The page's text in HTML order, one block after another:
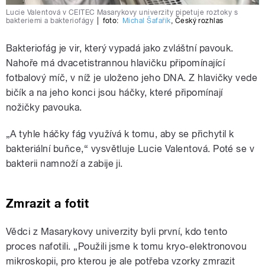
Lucie Valentová v CEITEC Masarykovy univerzity pipetuje roztoky s
bakteriemi a bakteriofágy
foto: Michal Šafařík, Český rozhlas
Bakteriofág je vir, který vypadá jako zvláštní pavouk.
Nahoře má dvacetistrannou hlavičku připomínající
fotbalový míč, v níž je uloženo jeho DNA. Z hlavičky vede
bičík a na jeho konci jsou háčky, které připomínají
nožičky pavouka.
„A tyhle háčky fág využívá k tomu, aby se přichytil k
bakteriální buňce,“ vysvětluje Lucie Valentová. Poté se v
bakterii namnoží a zabije ji.
Zmrazit a fotit
Vědci z Masarykovy univerzity byli první, kdo tento
proces nafotili. „Použili jsme k tomu kryo-elektronovou
mikroskopii, pro kterou je ale potřeba vzorky zmrazit